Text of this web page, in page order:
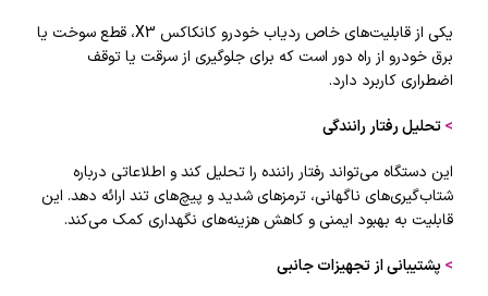
یکی از قابلیت‌های خاص ردیاب خودرو کانکاکس X3، قطع سوخت یا
برق خودرو از راه دور است که برای جلوگیری از سرقت یا توقف
اضطراری کاربرد دارد.
>تحلیل رفتار رانندگی
این دستگاه می‌تواند رفتار راننده را تحلیل کند و اطلاعاتی درباره
شتاب‌گیری‌های ناگهانی، ترمزهای شدید و پیچ‌های تند ارائه دهد. این
قابلیت به بهبود ایمنی و کاهش هزینه‌های نگهداری کمک می‌کند.
> پشتیبانی از تجهیزات جانبی